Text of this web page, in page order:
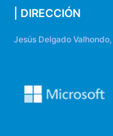
| DIRECCIÓN
Jesús Delgado